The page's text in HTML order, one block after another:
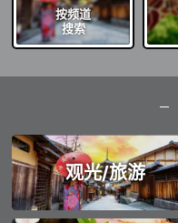
按频道
搜索
观光/旅游